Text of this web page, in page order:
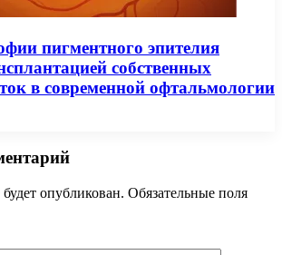
пигментного эпителия
собственных
в современной офтальмологии
опубликован. Обязательные поля